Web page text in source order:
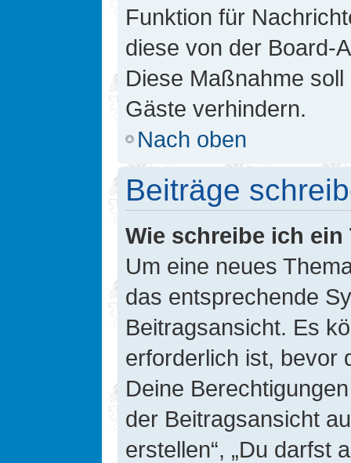
Funktion für
diese von der Board-
Diese Maßnahme
Gäste verhindern.
Nach oben
Beiträge
Wie schreibe ich ein
Um eine neues
das entsprechende
Beitragsansicht. Es
erforderlich ist, bevor
Deine
der Beitragsansicht
erstellen“, „Du darfst